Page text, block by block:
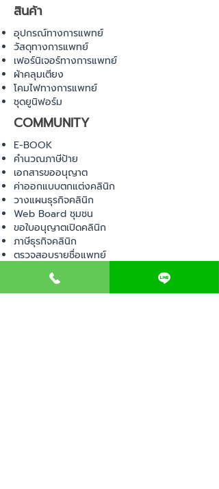
สินค้า
อุปกรณ์ทางการแพทย์
วัสดุทางการแพทย์
เฟอร์นิเจอร์ทางการแพทย์
ผ้าคลุมเตียง
โคมไฟทางการแพทย์
ชุดยูนิฟอร์ม
COMMUNITY
E-BOOK
คำนวณภาษีป้าย
เอกสารขออนุญาต
ค่าออกแบบตกแต่งคลินิก
วางแผนธุรกิจคลินิก
Web Board ชุมชน
ขอใบอนุญาตเปิดคลินิก
ภาษีธุรกิจคลินิก
ตรวจสอบรายชื่อแพทย์
ติดต่อ สำนักงานสาธารณสุข
การนำเข้าเครื่องมือแพทย์
แบบตรวจมาตรฐานคลินิก